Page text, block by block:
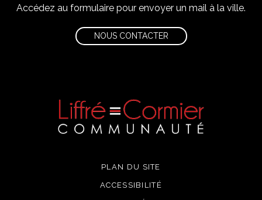
Accédez au formulaire pour envoyer un mail à la ville.
NOUS CONTACTER
PLAN DU SITE
ACCESSIBILITÉ